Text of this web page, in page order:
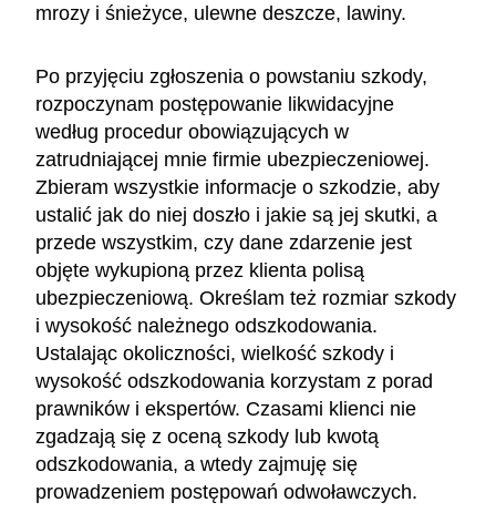
mrozy i śnieżyce, ulewne deszcze, lawiny.
Po przyjęciu zgłoszenia o powstaniu szkody,
rozpoczynam postępowanie likwidacyjne
według procedur obowiązujących w
zatrudniającej mnie firmie ubezpieczeniowej.
Zbieram wszystkie informacje o szkodzie, aby
ustalić jak do niej doszło i jakie są jej skutki, a
przede wszystkim, czy dane zdarzenie jest
objęte wykupioną przez klienta polisą
ubezpieczeniową. Określam też rozmiar szkody
i wysokość należnego odszkodowania.
Ustalając okoliczności, wielkość szkody i
wysokość odszkodowania korzystam z porad
prawników i ekspertów. Czasami klienci nie
zgadzają się z oceną szkody lub kwotą
odszkodowania, a wtedy zajmuję się
prowadzeniem postępowań odwoławczych.